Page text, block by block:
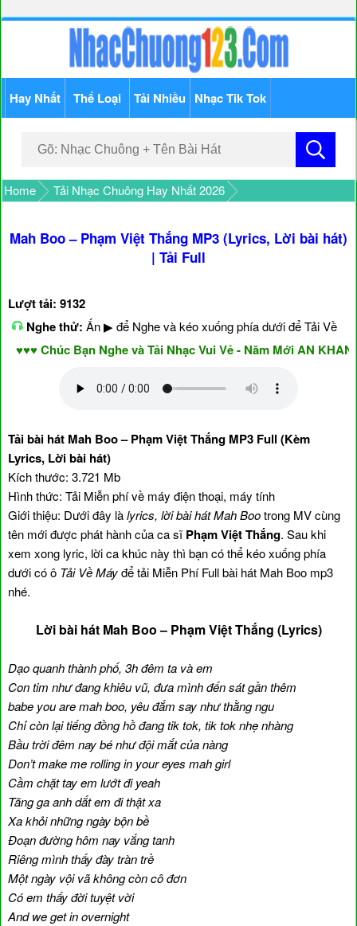
Hay Nhất Thể Loại Tải Nhiều Nhạc Tik Tok
Home Tải Nhạc Chuông Hay Nhất 2026
Mah Boo – Phạm Việt Thắng MP3 (Lyrics, Lời bài hát)
| Tải Full
Lượt tải: 9132
Nghe thử: Ấn ▶ để Nghe và kéo xuống phía dưới để Tải Về
Chúc Bạn Nghe và Tải Nhạc Vui Vẻ - Năm Mới AN KHANG &
Tải bài hát Mah Boo – Phạm Việt Thắng MP3 Full (Kèm
Lyrics, Lời bài hát)
Kích thước: 3.721 Mb
Hình thức: Tải Miễn phí về máy điện thoại, máy tính
Giới thiệu: Dưới đây làlyrics, lời bài hát Mah Bootrong MV cùng
tên mới được phát hành của ca sĩPhạm Việt Thắng. Sau khi
xem xong lyric, lời ca khúc này thì bạn có thể kéo xuống phía
dưới có ô Tải Về Máyđể tải Miễn Phí Full bài hát Mah Boo mp3
nhé.
Lời bài hát Mah Boo – Phạm Việt Thắng (Lyrics)
Dạo quanh thành phố, 3h đêm ta và em
Con tim như đang khiêu vũ, đưa mình đến sát gần thêm
babe you are mah boo, yêu đắm say như thằng ngu
Chỉ còn lại tiếng đồng hồ đang tik tok, tik tok nhẹ nhàng
Bầu trời đêm nay bé như đội mắt của nàng
Don’t make me rolling in your eyes mah girl
Cầm chặt tay em lướt đi yeah
Tăng ga anh dắt em đi thật xa
Xa khỏi những ngày bộn bề
Đoạn đường hôm nay vắng tanh
Riêng mình thấy đày tràn trề
Một ngày vội vã không còn cô đơn
Có em thấy đời tuyệt vời
And we get in overnight